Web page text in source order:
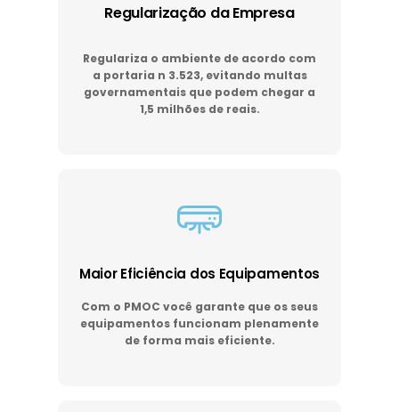
Regularização da Empresa
Regulariza o ambiente de acordo com
a portaria n 3.523, evitando multas
governamentais que podem chegar a
1,5 milhões de reais.
Maior Eficiência dos Equipamentos
Com o PMOC você garante que os seus
equipamentos funcionam plenamente
de forma mais eficiente.